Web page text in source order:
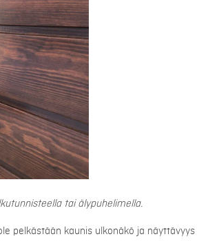
tai älypuhelimella.
pelkästään kaunis ulkonäkö ja näyttävyys